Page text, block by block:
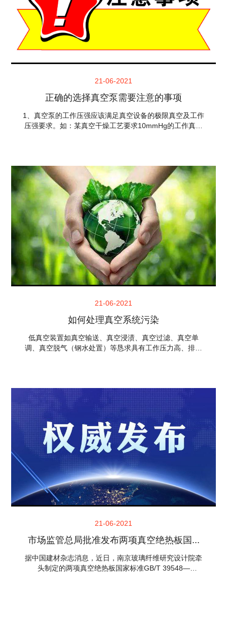
21-06-2021
正确的选择真空泵需要注意的事项
1、真空泵的工作压强应该满足真空设备的极限真空及工作
压强要求。如：某真空干燥工艺要求10mmHg的工作真空
点。每种泵都有一定的工作压强范围，如：2BV系列水环
真空泵工作压强范围760mmHg~25mmHg（绝压），在这
样宽压强范围内，泵的抽速随压强而变化（详细变化情况
参照泵的性能曲线），其稳定的工作压强范围为760~
21-06-2021
如何处理真空系统污染
低真空装置如真空输送、真空浸渍、真空过滤、真空单
调、真空脱气（钢水处置）等恳求具有工作压力高、排气
程度、湿度或其他特殊恳求，配置必要的除尘器、单调罐
等部件。 水蒸气在紧缩过程中会凝结成水滴，并与泵混合
构成悬浮液，不只会使真空度降落，也能使泵腔与转子生
锈，破坏密封面，使泵的极限真空度降落。为此，防止水
蒸气对机械泵的污染
21-06-2021
市场监管总局批准发布两项真空绝热板国...
据中国建材杂志消息，近日，南京玻璃纤维研究设计院牵
头制定的两项真空绝热板国家标准GB/T 39548—